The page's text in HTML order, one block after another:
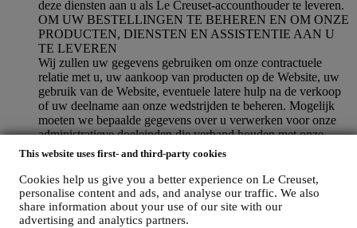
This website uses first- and third-party cookies
Cookies help us give you a better experience on Le Creuset,
personalise content and ads, and analyse our traffic. We also
share information about your use of our site with our
advertising and analytics partners.
deze diensten aan u als Le Creuset-accounthouder te leveren.
OM UW BESTELLINGEN TE BEHEREN EN OM ONZE
PRODUCTEN, DIENSTEN EN ASSISTENTIE AAN U
TE LEVEREN
Wij zullen uw gegevens gebruiken om onze contractuele
relatie met u, uw aankoop van producten op de Website, uw
gebruik van de Website, eventuele latere hulp na de verkoop
of uw deelname aan onze wedstrijden te beheren. Mogelijk
moeten we bepaalde gegevens over u verwerken voor onze
administratieve doeleinden die verband houden met onze
contractuele relatie met u, zoals de boekhouding, facturering
en controle, verificatie van betaalkaarten, fraudescreening,
veiligheid, beveiliging, systeemtests, onderhoud en statistische
analyse. Af en toe moeten we mogelijk om administratieve of
operationele redenen contact met u opnemen. Bijvoorbeeld
om u een bevestiging van uw aankoop te sturen. We zullen